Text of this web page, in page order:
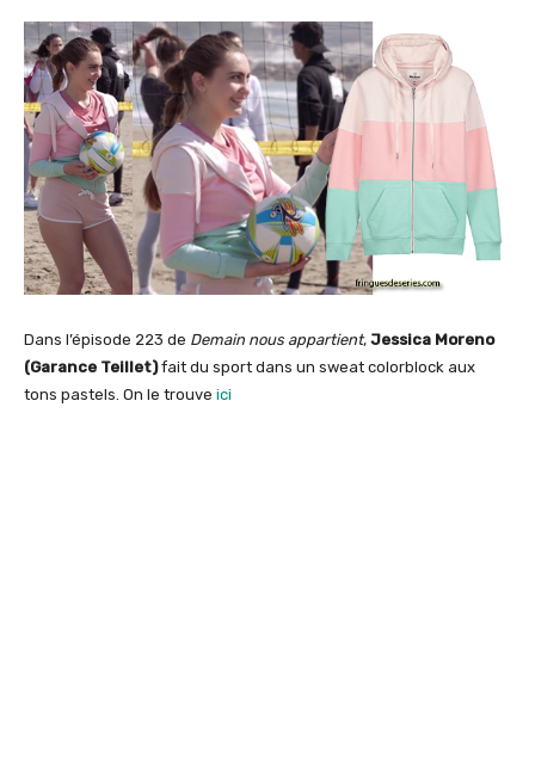
Dans l’épisode 223 de Demain nous appartient, Jessica Moreno
(Garance Teillet)fait du sport dans un sweat colorblock aux
tons pastels. On le trouve ici